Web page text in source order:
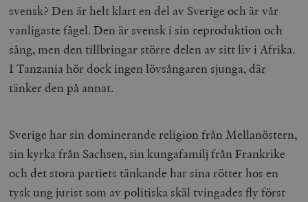
svensk? Den är helt klart en del av Sverige och är vår
vanligaste fågel. Den är svensk i sin reproduktion och
sång, men den tillbringar större delen av sitt liv i Afrika.
I Tanzania hör dock ingen lövsångaren sjunga, där
tänker den på annat.
Sverige har sin dominerande religion från Mellanöstern,
sin kyrka från Sachsen, sin kungafamilj från Frankrike
och det stora partiets tänkande har sina rötter hos en
tysk ung jurist som av politiska skäl tvingades fly först